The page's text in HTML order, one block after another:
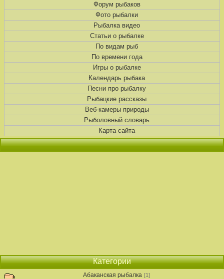
Форум рыбаков
Фото рыбалки
Рыбалка видео
Статьи о рыбалке
По видам рыб
По времени года
Игры о рыбалке
Календарь рыбака
Песни про рыбалку
Рыбацкие рассказы
Веб-камеры природы
Рыболовный словарь
Карта сайта
Категории
Абаканская рыбалка [1]